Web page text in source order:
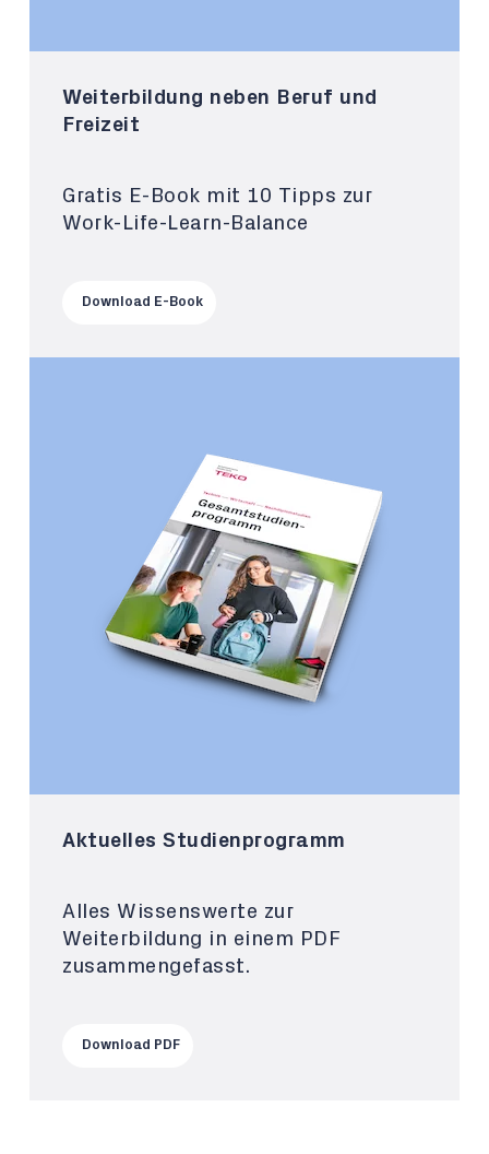
Weiterbildung neben Beruf und
Freizeit
Gratis E-Book mit 10 Tipps zur
Work-Life-Learn-Balance
Download E-Book
Aktuelles Studienprogramm
Alles Wissenswerte zur
Weiterbildung in einem PDF
zusammengefasst.
Download PDF